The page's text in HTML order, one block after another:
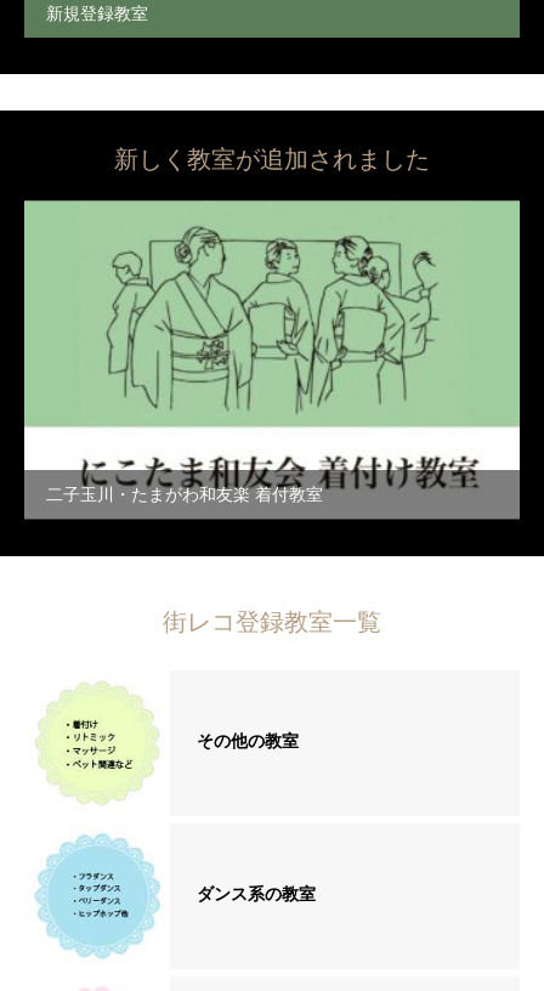
新規登録教室
新しく教室が追加されました
二子玉川・たまがわ和友楽 着付教室
街レコ登録教室一覧
その他の教室
ダンス系の教室